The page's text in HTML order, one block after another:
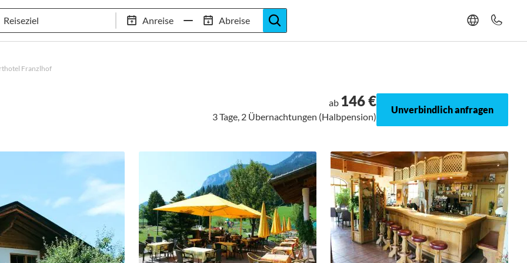
Anreise Abreise
97,8% Weiterempfehlungsrate 20+ Jahre Trainingslager-Expertise
Franzlhof
ab 146 €
3 Tage, 2 Übernachtungen (Halbpension)
Unverbindlich anfragen